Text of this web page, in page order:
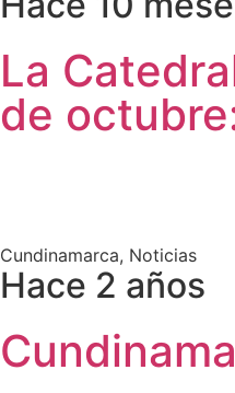
La
de
Cundinamarca, Noticias
Hace 2 años